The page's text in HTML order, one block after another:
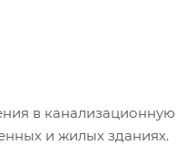
в канализационную
и жилых зданиях.